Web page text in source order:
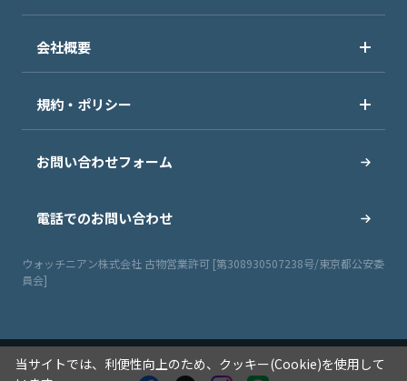
会社概要
規約・ポリシー
お問い合わせフォーム
電話でのお問い合わせ
ウォッチニアン株式会社 古物営業許可 [第308930507238号/東京都公安委
員会]
当サイトでは、利便性向上のため、クッキー(Cookie)を使用して